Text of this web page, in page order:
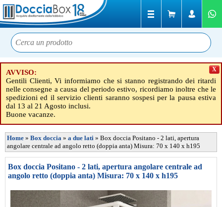
AVVISO:
Gentili Clienti, Vi informiamo che si stanno registrando dei ritardi
nelle consegne a causa del periodo estivo, ricordiamo inoltre che le
spedizioni ed il servizio clienti saranno sospesi per la pausa estiva
dal 13 al 21 Agosto inclusi.
Buone vacanze.
X
Home » Box doccia » a due lati » Box doccia Positano - 2 lati, apertura
angolare centrale ad angolo retto (doppia anta) Misura: 70 x 140 x h195
Box doccia Positano - 2 lati, apertura angolare centrale ad
angolo retto (doppia anta) Misura: 70 x 140 x h195